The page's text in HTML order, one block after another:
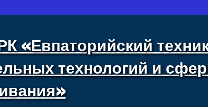
«Евпаторийский
технологий и